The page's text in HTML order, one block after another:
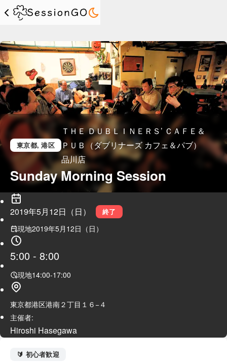
東京都, 港区
ＴＨＥ ＤＵＢＬＩＮＥＲＳ’ ＣＡＦＥ＆
ＰＵＢ（ダブリナーズ カフェ＆パブ）
品川店
Sunday Morning Session
2019年5月12日（日） 終了
現地2019年5月12日（日）
5:00 - 8:00
現地14:00-17:00
東京都港区港南２丁目１６−４
主催者:
Hiroshi Hasegawa
🔰 初心者歓迎